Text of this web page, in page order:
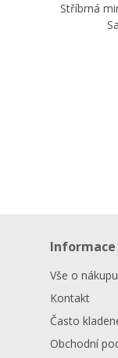
Stříbrná
Informace
Vše o nákupu
Kontakt
Často
Obchodní